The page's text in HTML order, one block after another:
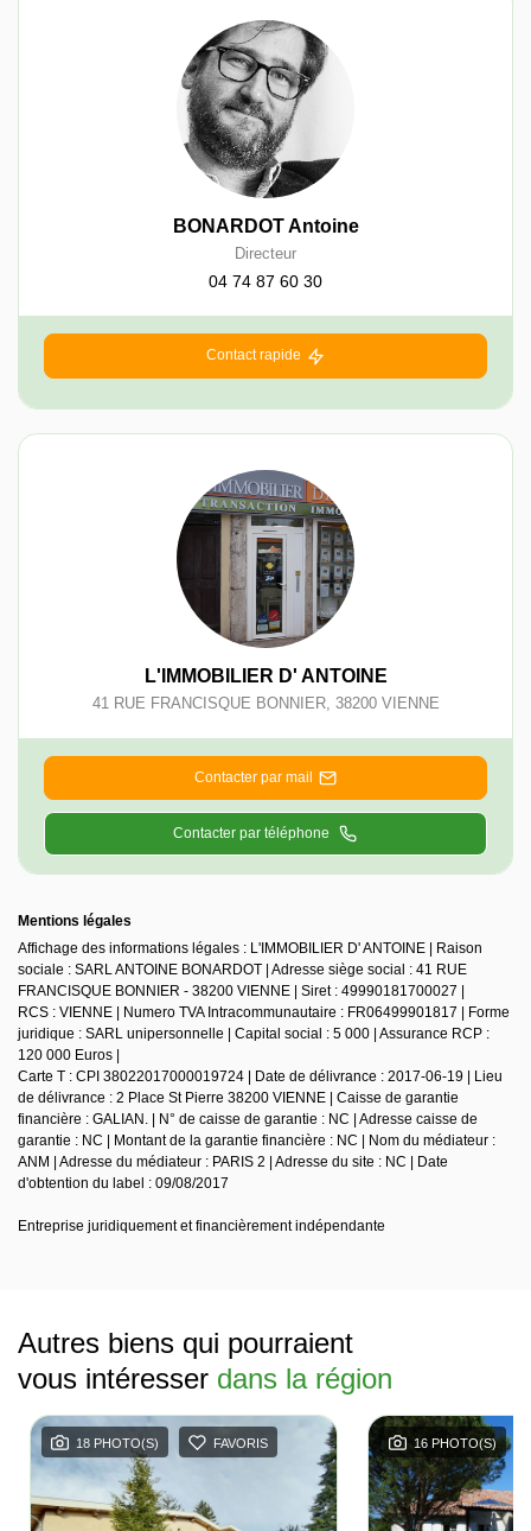
BONARDOT Antoine
Directeur
04 74 87 60 30
Contact rapide
L'IMMOBILIER D' ANTOINE
41 RUE FRANCISQUE BONNIER, 38200 VIENNE
Contacter par mail
Contacter par téléphone
Mentions légales
Affichage des informations légales : L'IMMOBILIER D' ANTOINE | Raison
sociale : SARL ANTOINE BONARDOT | Adresse siège social : 41 RUE
FRANCISQUE BONNIER - 38200 VIENNE | Siret : 49990181700027 |
RCS : VIENNE | Numero TVA Intracommunautaire : FR06499901817 | Forme
juridique : SARL unipersonnelle | Capital social : 5 000 | Assurance RCP :
120 000 Euros |
Carte T : CPI 38022017000019724 | Date de délivrance : 2017-06-19 | Lieu
de délivrance : 2 Place St Pierre 38200 VIENNE | Caisse de garantie
financière : GALIAN. | N° de caisse de garantie : NC | Adresse caisse de
garantie : NC | Montant de la garantie financière : NC | Nom du médiateur :
ANM | Adresse du médiateur : PARIS 2 | Adresse du site : NC | Date
d'obtention du label : 09/08/2017
Entreprise juridiquement et financièrement indépendante
Autres biens qui pourraient
vous intéresser dans la région
18 PHOTO(S) FAVORIS 16 PHOTO(S)